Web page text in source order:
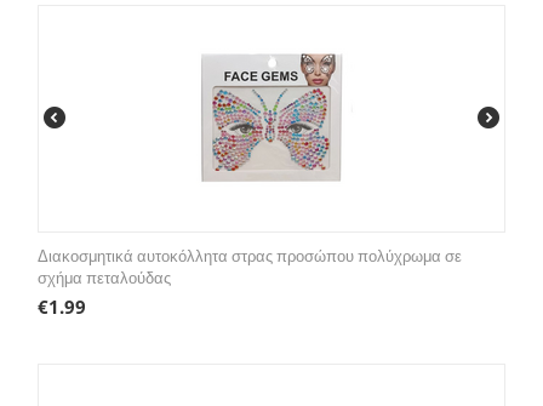
Διακοσμητικά αυτοκόλλητα στρας προσώπου πολύχρωμα σε
σχήμα πεταλούδας
€1.99